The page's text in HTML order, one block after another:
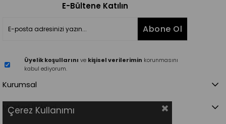
E-Bültene Katılın
Abone Ol
Üyelik koşullarını ve kişisel verilerimin korunmasını
kabul ediyorum.
Kurumsal
Müşteri İlişkileri
Çerez Kullanımı